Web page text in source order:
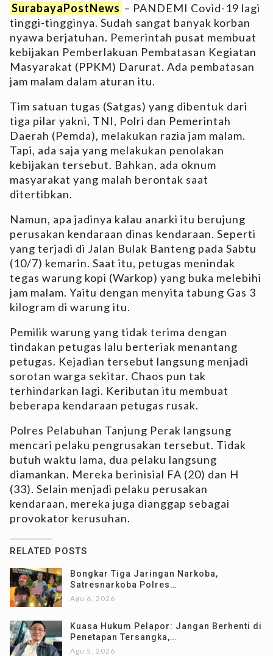
SurabayaPostNews – PANDEMI Covid-19 lagi
tinggi-tingginya. Sudah sangat banyak korban
nyawa berjatuhan. Pemerintah pusat membuat
kebijakan Pemberlakuan Pembatasan Kegiatan
Masyarakat (PPKM) Darurat. Ada pembatasan
jam malam dalam aturan itu.
Tim satuan tugas (Satgas) yang dibentuk dari
tiga pilar yakni, TNI, Polri dan Pemerintah
Daerah (Pemda), melakukan razia jam malam.
Tapi, ada saja yang melakukan penolakan
kebijakan tersebut. Bahkan, ada oknum
masyarakat yang malah berontak saat
ditertibkan.
Namun, apa jadinya kalau anarki itu berujung
perusakan kendaraan dinas kendaraan. Seperti
yang terjadi di Jalan Bulak Banteng pada Sabtu
(10/7) kemarin. Saat itu, petugas menindak
tegas warung kopi (Warkop) yang buka melebihi
jam malam. Yaitu dengan menyita tabung Gas 3
kilogram di warung itu.
Pemilik warung yang tidak terima dengan
tindakan petugas lalu berteriak menantang
petugas. Kejadian tersebut langsung menjadi
sorotan warga sekitar. Chaos pun tak
terhindarkan lagi. Keributan itu membuat
beberapa kendaraan petugas rusak.
Polres Pelabuhan Tanjung Perak langsung
mencari pelaku pengrusakan tersebut. Tidak
butuh waktu lama, dua pelaku langsung
diamankan. Mereka berinisial FA (20) dan H
(33). Selain menjadi pelaku perusakan
kendaraan, mereka juga dianggap sebagai
provokator kerusuhan.
RELATED POSTS
Bongkar Tiga Jaringan Narkoba,
Satresnarkoba Polres…
Agu 6, 2026
Kuasa Hukum Pelapor: Jangan Berhenti di
Penetapan Tersangka,…
Agu 5, 2026